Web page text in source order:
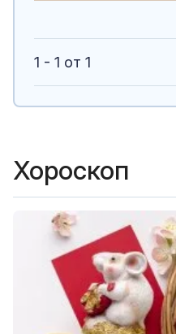
1 - 1 от 1
Хороскоп